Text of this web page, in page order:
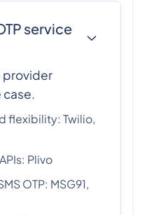
service
provider
case.
flexibility: Twilio,
Plivo
OTP: MSG91,